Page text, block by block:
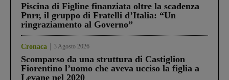
Piscina di Figline finanziata oltre la scadenza
Pnrr, il gruppo di Fratelli d’Italia: “Un
ringraziamento al Governo”
Cronaca 3 Agosto 2026
Scomparso da una struttura di Castiglion
Fiorentino l’uomo che aveva ucciso la figlia a
Levane nel 2020